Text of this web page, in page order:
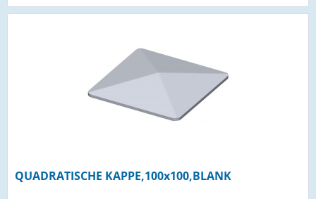
QUADRATISCHE KAPPE,100x100,BLANK